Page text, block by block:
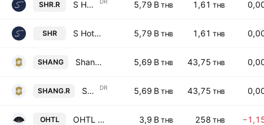
SHR.R S Hotels & Resorts Public Co., Ltd. NVDR 5,79 B THB 1,61 THB
SHR S Hotels & Resorts Public Co., Ltd. 5,79 B THB 1,61 THB
SHANG Shangri-La Hotel Public Co. Ltd. 5,69 B THB 43,75 THB
SHANG.R Shangri-La Hotel Public Co. Ltd. NVDR DR 5,69 B THB 43,75 THB
OHTL OHTL Public Co. Ltd. 3,9 B THB 258 THB